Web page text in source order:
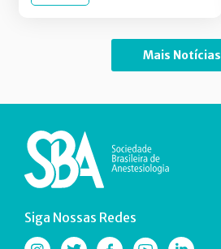
Mais Notícias
Siga Nossas Redes